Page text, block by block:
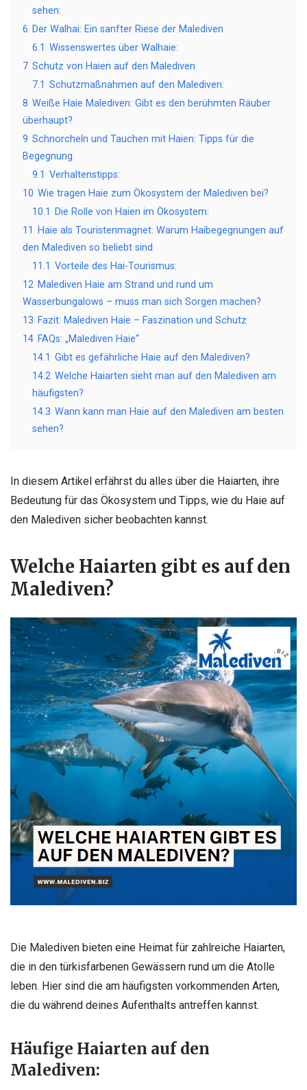
sehen:
6 Der Walhai: Ein sanfter Riese der Malediven
6.1 Wissenswertes über Walhaie:
7 Schutz von Haien auf den Malediven
7.1 Schutzmaßnahmen auf den Malediven:
8 Weiße Haie Malediven: Gibt es den berühmten Räuber
überhaupt?
9 Schnorcheln und Tauchen mit Haien: Tipps für die
Begegnung
9.1 Verhaltenstipps:
10 Wie tragen Haie zum Ökosystem der Malediven bei?
10.1
Die Rolle von Haien im Ökosystem:
11
Haie als Touristenmagnet: Warum Haibegegnungen auf
den Malediven so beliebt sind
11.1 Vorteile des Hai-Tourismus:
12 Malediven Haie am Strand und rund um
Wasserbungalows – muss man sich Sorgen machen?
13 Fazit: Malediven Haie – Faszination und Schutz
14 FAQs: „Malediven Haie“
14.1 Gibt es gefährliche Haie auf den Malediven?
14.2 Welche Haiarten sieht man auf den Malediven am
häufigsten?
14.3 Wann kann man Haie auf den Malediven am besten
sehen?
In diesem Artikel erfährst du alles über die Haiarten, ihre
Bedeutung für das Ökosystem und Tipps, wie du Haie auf
den Malediven sicher beobachten kannst.
Welche Haiarten gibt es auf den
Malediven?
Die Malediven bieten eine Heimat für zahlreiche Haiarten,
die in den türkisfarbenen Gewässern rund um die Atolle
leben. Hier sind die am häufigsten vorkommenden Arten,
die du während deines Aufenthalts antreffen kannst.
Häufige Haiarten auf den
Malediven: